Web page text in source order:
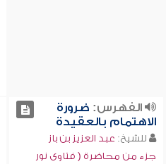
الفهرس: ضرورة
الاهتمام بالعقيدة
للشيخ: عبد العزيز بن باز
جزء من محاضرة ( فتاوى نور